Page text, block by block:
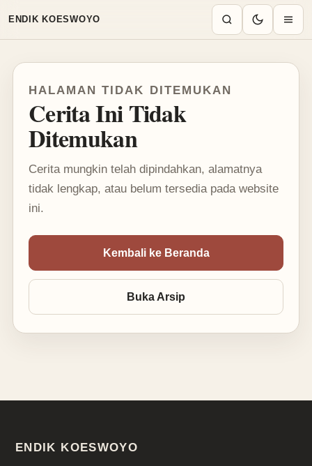
ENDIK KOESWOYO
HALAMAN TIDAK DITEMUKAN
Cerita Ini Tidak
Ditemukan
Cerita mungkin telah dipindahkan, alamatnya
tidak lengkap, atau belum tersedia pada website
ini.
Kembali ke Beranda
Buka Arsip
ENDIK KOESWOYO